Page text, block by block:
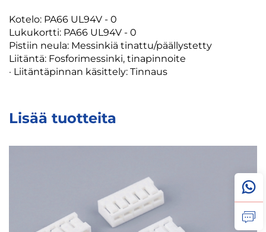
Kotelo: PA66 UL94V - 0
Lukukortti: PA66 UL94V - 0
Pistiin neula: Messinkiä tinattu/päällystetty
Liitäntä: Fosforimessinki, tinapinnoite
· Liitäntäpinnan käsittely: Tinnaus
Lisää tuotteita